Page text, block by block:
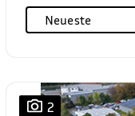
Neueste
2